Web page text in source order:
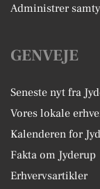
Administrer
GENVEJE
Seneste nyt fra
Vores lokale
Kalenderen for
Fakta om Jyderup
Erhvervsartikler